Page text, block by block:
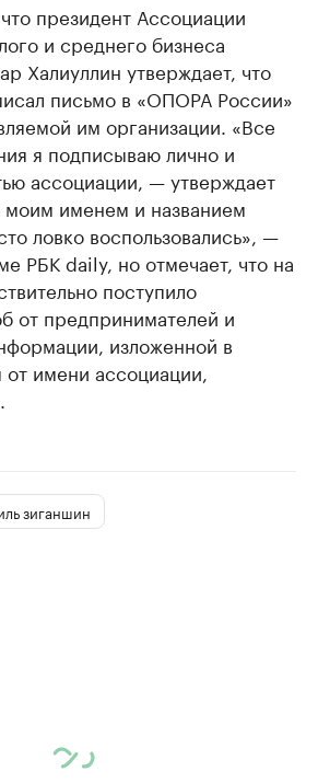
президент Ассоциации
и среднего бизнеса
Халиуллин утверждает, что
письмо в «ОПОРА России»
им организации. «Все
я подписываю лично и
ассоциации, — утверждает
моим именем и названием
ловко воспользовались», —
РБК daily, но отмечает, что на
поступило
от предпринимателей и
изложенной в
имени ассоциации,
зиганшин